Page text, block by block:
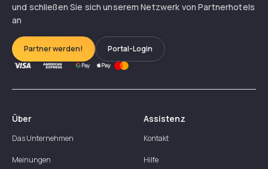
und schließen Sie sich unserem Netzwerk von Partnerhotels
an
Partner werden! Portal-Login
Über
Das Unternehmen
Meinungen
Assistenz
Kontakt
Hilfe